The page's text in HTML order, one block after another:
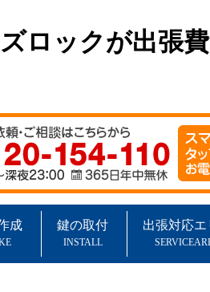
ロックが出張
成 鍵の取付
INSTALL
出張対応エ